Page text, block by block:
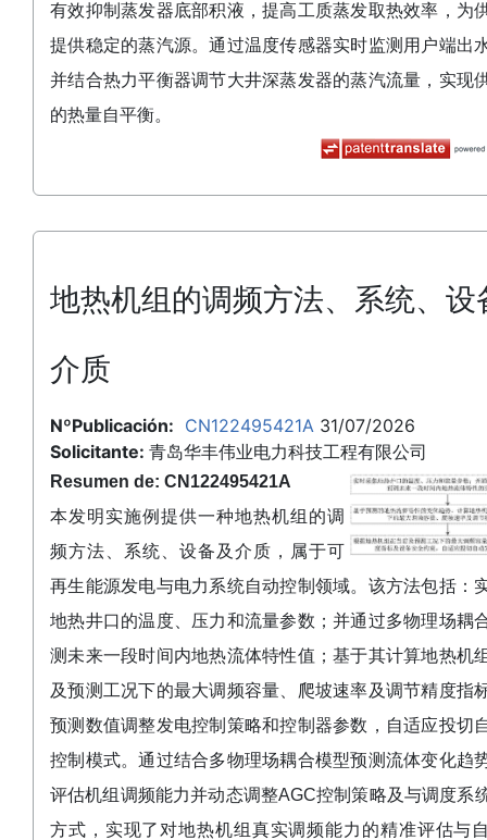
有效抑制蒸发器底部积液，提高工质蒸发取热效率，为
提供稳定的蒸汽源。通过温度传感器实时监测用户端出
并结合热力平衡器调节大井深蒸发器的蒸汽流量，实现
的热量自平衡。
地热机组的调频方法、系统、设
介质
NºPublicación: CN122495421A 31/07/2026
Solicitante: 青岛华丰伟业电力科技工程有限公司
Resumen de: CN122495421A
本发明实施例提供一种地热机组的调
频方法、系统、设备及介质，属于可
再生能源发电与电力系统自动控制领域。该方法包括：
地热井口的温度、压力和流量参数；并通过多物理场耦
测未来一段时间内地热流体特性值；基于其计算地热机
及预测工况下的最大调频容量、爬坡速率及调节精度指
预测数值调整发电控制策略和控制器参数，自适应投切
控制模式。通过结合多物理场耦合模型预测流体变化趋
评估机组调频能力并动态调整AGC控制策略及与调度系
方式，实现了对地热机组真实调频能力的精准评估与